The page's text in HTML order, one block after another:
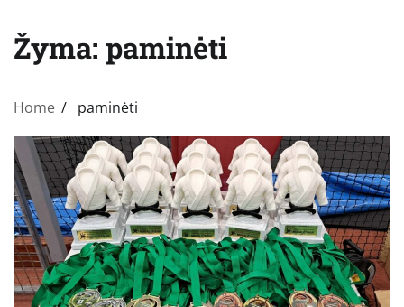
Žyma: paminėti
Home paminėti